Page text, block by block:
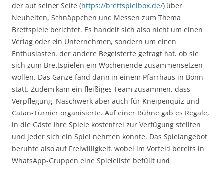
der auf seiner Seite (https://brettspielbox.de/) über
Neuheiten, Schnäppchen und Messen zum Thema
Brettspiele berichtet. Es handelt sich also nicht um einen
Verlag oder ein Unternehmen, sondern um einen
Enthusiasten, der andere Begeisterte gefragt hat, ob sie
sich zum Brettspielen ein Wochenende zusammensetzen
wollen. Das Ganze fand dann in einem Pfarrhaus in Bonn
statt. Zudem kam ein fleißiges Team zusammen, dass
Verpflegung, Naschwerk aber auch für Kneipenquiz und
Catan-Turnier organisierte. Auf einer Bühne gab es Regale,
in die Gäste ihre Spiele kostenfrei zur Verfügung stellten
und jeder sich ein Spiel nehmen konnte. Das Spielangebot
beruhte also auf Freiwilligkeit, wobei im Vorfeld bereits in
WhatsApp-Gruppen eine Spieleliste befüllt und